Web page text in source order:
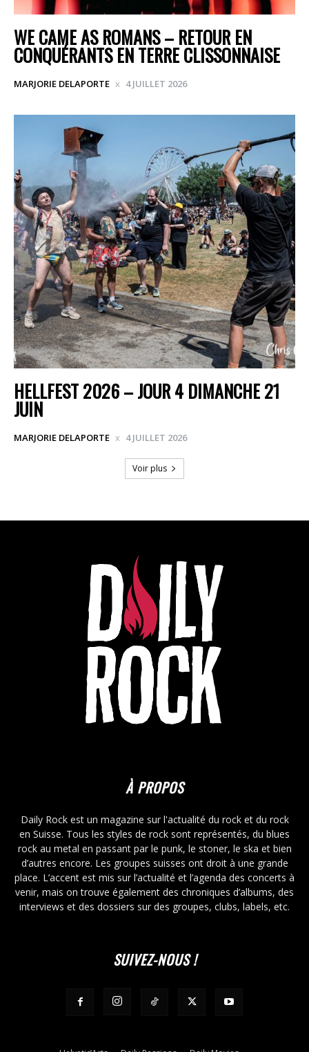
WE CAME AS ROMANS – RETOUR EN
CONQUÉRANTS EN TERRE CLISSONNAISE
MARJORIE DELAPORTE 4 JUILLET 2026
HELLFEST 2026 – JOUR 4 DIMANCHE 21
JUIN
MARJORIE DELAPORTE 4 JUILLET 2026
Voir plus
À PROPOS
Daily Rock est un magazine sur l'actualité du rock et du rock
en Suisse. Tous les styles de rock sont représentés, du blues
rock au metal en passant par le punk, le stoner, le ska et bien
d’autres encore. Les groupes suisses ont droit à une grande
place. L’accent est mis sur l’actualité et l’agenda des concerts à
venir, mais on trouve également des chroniques d’albums, des
interviews et des dossiers sur des groupes, clubs, labels, etc.
SUIVEZ-NOUS !